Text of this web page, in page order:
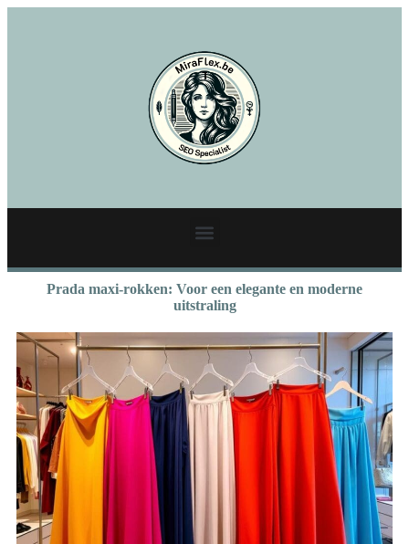
Prada maxi-rokken: Voor een elegante en moderne
uitstraling